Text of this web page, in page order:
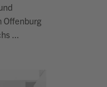
Offenburg
...